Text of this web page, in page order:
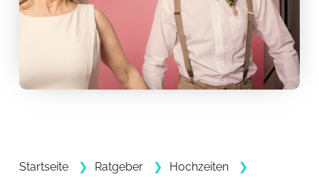
Startseite Ratgeber
Hochzeiten